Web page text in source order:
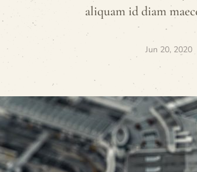
aliquam id diam
Jun 20, 2020